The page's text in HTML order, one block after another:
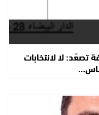
تصعّد: لا لانتخابات